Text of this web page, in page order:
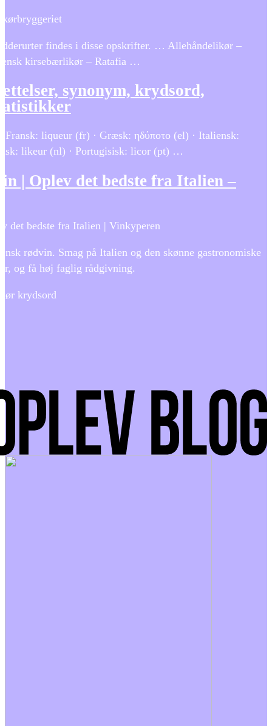
findes i disse opskrifter. … Allehåndelikør –
kirsebærlikør – Ratafia …
synonym, krydsord,
Fransk: liqueur (fr) · Græsk: ηδύποτο (el) · Italiensk:
likeur (nl) · Portugisisk: licor (pt) …
| Oplev det bedste fra Italien –
det bedste fra Italien | Vinkyperen
rødvin. Smag på Italien og den skønne gastronomiske
og få høj faglig rådgivning.
krydsord